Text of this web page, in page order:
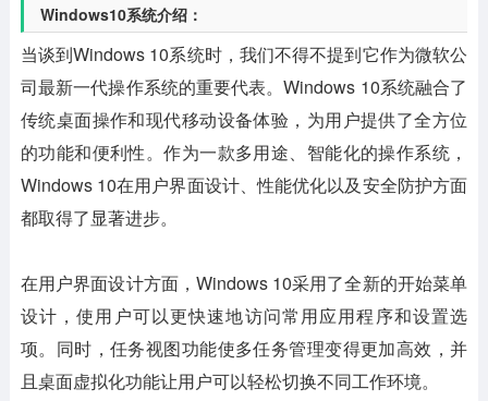
Windows10系统介绍：
当谈到Windows 10系统时，我们不得不提到它作为微软公
司最新一代操作系统的重要代表。Windows 10系统融合了
传统桌面操作和现代移动设备体验，为用户提供了全方位
的功能和便利性。作为一款多用途、智能化的操作系统，
Windows 10在用户界面设计、性能优化以及安全防护方面
都取得了显著进步。
在用户界面设计方面，Windows 10采用了全新的开始菜单
设计，使用户可以更快速地访问常用应用程序和设置选
项。同时，任务视图功能使多任务管理变得更加高效，并
且桌面虚拟化功能让用户可以轻松切换不同工作环境。